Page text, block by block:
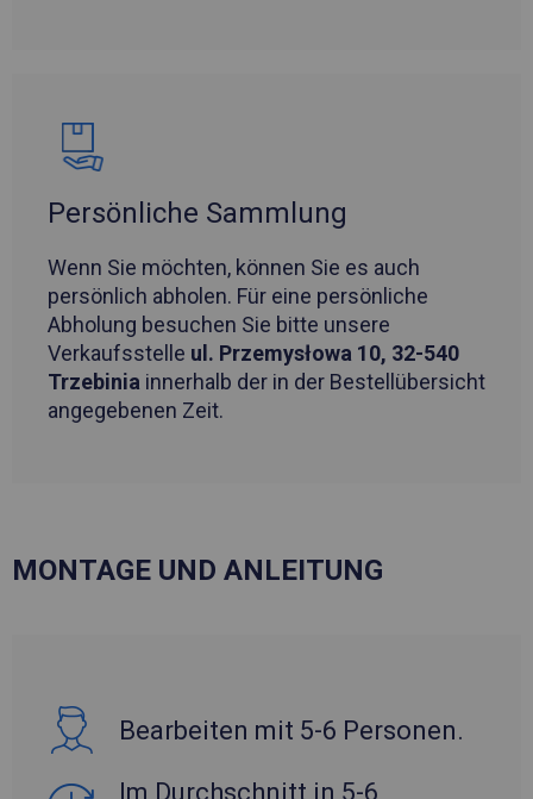
Persönliche Sammlung
Wenn Sie möchten, können Sie es auch
persönlich abholen. Für eine persönliche
Abholung besuchen Sie bitte unsere
Verkaufsstelle ul. Przemysłowa 10, 32-540
Trzebinia innerhalb der in der Bestellübersicht
angegebenen Zeit.
MONTAGE UND ANLEITUNG
Bearbeiten mit 5-6 Personen.
Im Durchschnitt in 5-6